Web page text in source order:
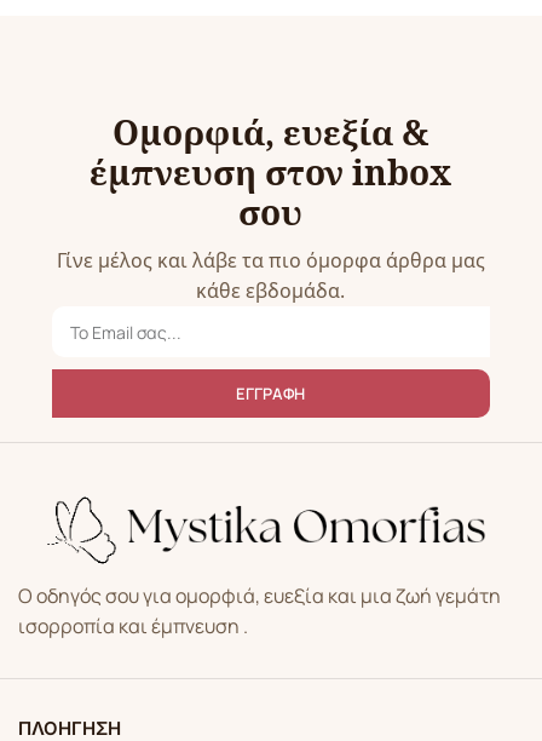
Ομορφιά, ευεξία &
έμπνευση στον inbox
σου
Γίνε μέλος και λάβε τα πιο όμορφα άρθρα μας
κάθε εβδομάδα.
ΕΓΓΡΑΦΗ
Ο οδηγός σου για ομορφιά, ευεξία και μια ζωή γεμάτη
ισορροπία και έμπνευση .
ΠΛΟΗΓΗΣΗ